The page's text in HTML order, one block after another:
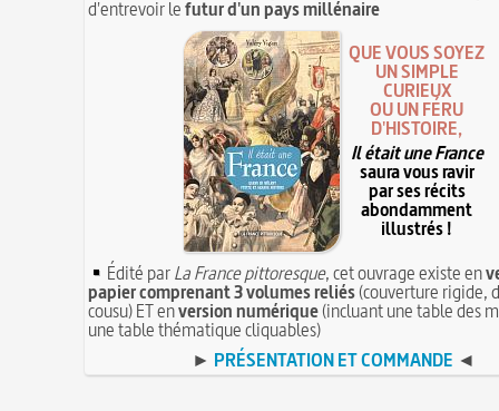
d'entrevoir lefutur d'un pays millénaire
QUE VOUS SOYEZ
UN SIMPLE
CURIEUX
OU UN FÉRU
D'HISTOIRE,
Il était une France
saura vous ravir
par ses récits
abondamment
illustrés !
Édité parLa France pittoresque, cet ouvrage existe en
papier comprenant 3 volumes reliés(couverture rigide,
cousu) ET enversion numérique(incluant une table des
une table thématique cliquables)
► PRÉSENTATION ET COMMANDE ◄